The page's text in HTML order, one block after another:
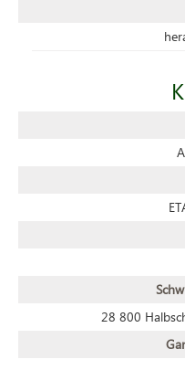
28 800